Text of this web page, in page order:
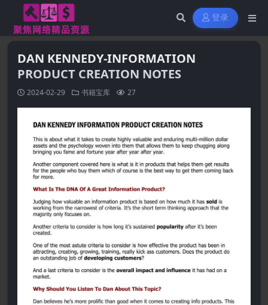
登录
DAN KENNEDY-INFORMATION
PRODUCT CREATION NOTES
2024-02-29 书籍宝库 27